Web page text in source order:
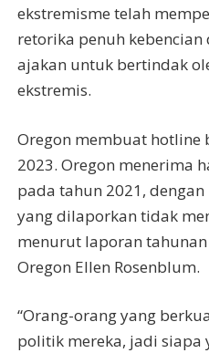
ekstremisme telah
retorika penuh
ajakan untuk bertindak
ekstremis.
Oregon membuat hotline
2023. Oregon menerima
pada tahun 2021,
yang dilaporkan tidak
menurut laporan
Oregon Ellen Rosenblum.
“Orang-orang yang
politik mereka, jadi siapa